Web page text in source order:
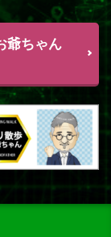
爺ちゃん